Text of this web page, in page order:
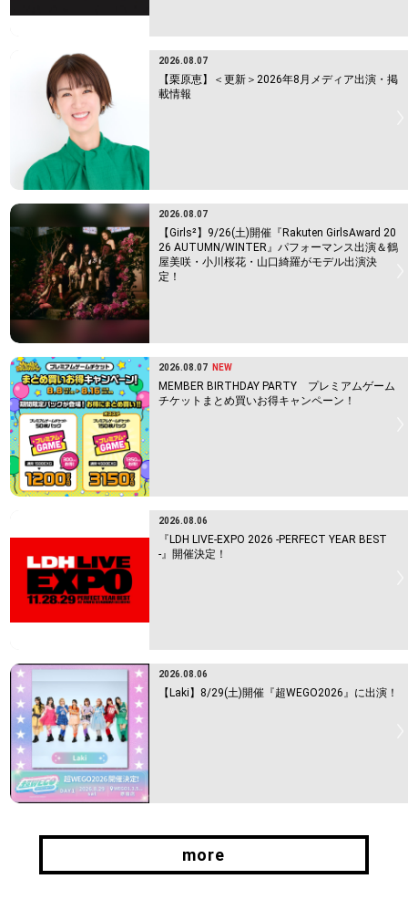
2026.08.07
【栗原恵】＜更新＞2026年8月メディア出演・掲
載情報
2026.08.07
【Girls²】9/26(土)開催『Rakuten GirlsAward 20
26 AUTUMN/WINTER』パフォーマンス出演＆鶴
屋美咲・小川桜花・山口綺羅がモデル出演決
定！
2026.08.07 NEW
MEMBER BIRTHDAY PARTY プレミアムゲーム
チケットまとめ買いお得キャンペーン！
2026.08.06
『LDH LIVE-EXPO 2026 -PERFECT YEAR BEST
-』開催決定！
2026.08.06
【Laki】8/29(土)開催『超WEGO2026』に出演！
more